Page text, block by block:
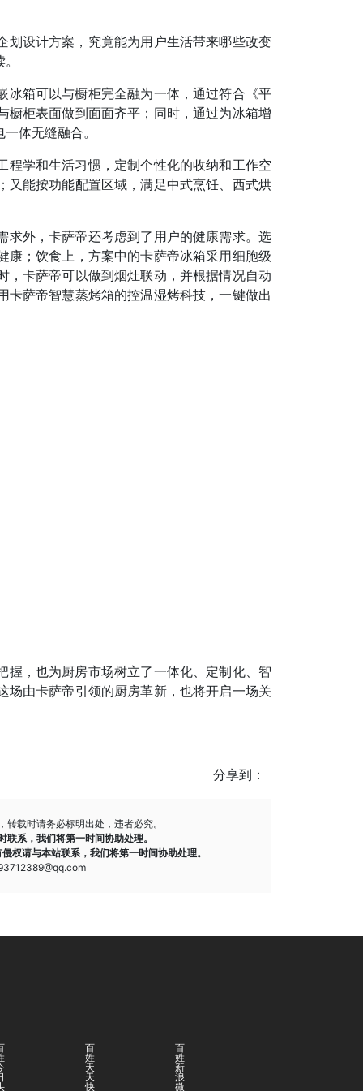
划设计方案，究竟能为用户生活带来哪些改变
冰箱可以与橱柜完全融为一体，通过符合《平
柜表面做到面面齐平；同时，通过为冰箱增
体无缝融合。
学和生活习惯，定制个性化的收纳和工作空
又能按功能配置区域，满足中式烹饪、西式烘
求外，卡萨帝还考虑到了用户的健康需求。选
；饮食上，方案中的卡萨帝冰箱采用细胞级
卡萨帝可以做到烟灶联动，并根据情况自动
萨帝智慧蒸烤箱的控温湿烤科技，一键做出
，也为厨房市场树立了一体化、定制化、智
由卡萨帝引领的厨房革新，也将开启一场关
分享到：
转载时请务必标明出处，违者必究。
系，我们将第一时间协助处理。
权请与本站联系，我们将第一时间协助处理。
百
姓
天
天
快
百
姓
新
浪
微